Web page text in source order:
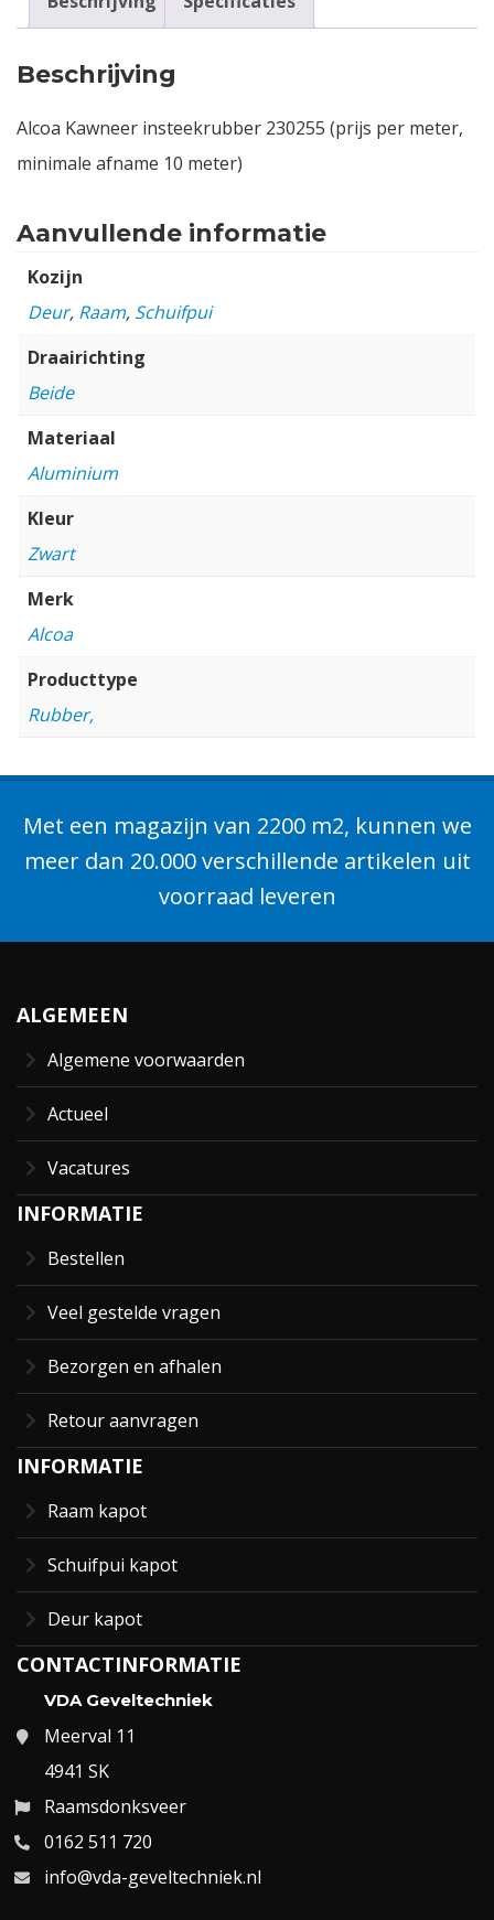
Beschrijving
Alcoa Kawneer insteekrubber 230255 (prijs per meter,
minimale afname 10 meter)
Aanvullende informatie
Kozijn
Deur, Raam, Schuifpui
Draairichting
Beide
Materiaal
Aluminium
Kleur
Zwart
Merk
Alcoa
Producttype
Rubber,
Met een magazijn van 2200 m2, kunnen we
meer dan 20.000 verschillende artikelen uit
voorraad leveren
ALGEMEEN
Algemene voorwaarden
Actueel
Vacatures
INFORMATIE
Bestellen
Veel gestelde vragen
Bezorgen en afhalen
Retour aanvragen
INFORMATIE
Raam kapot
Schuifpui kapot
Deur kapot
CONTACTINFORMATIE
VDA Geveltechniek
Meerval 11
4941 SK
Raamsdonksveer
0162 511 720
info@vda-geveltechniek.nl